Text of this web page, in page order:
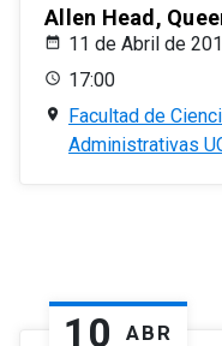
Allen Head,
11 de Abril de
17:00
Facultad de
Administrativas
10 ABR